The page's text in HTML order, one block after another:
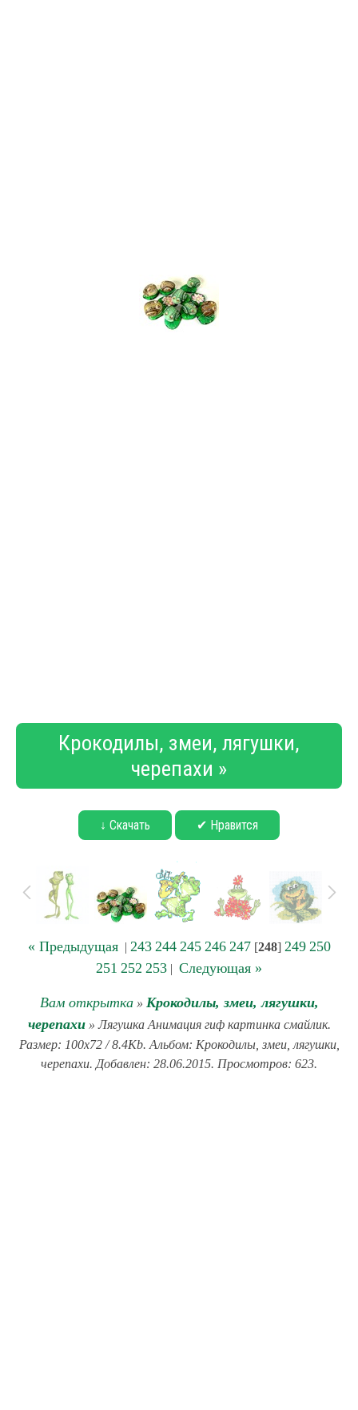
Крокодилы, змеи, лягушки,
черепахи »
↓ Скачать ✔ Нравится
« Предыдущая| 243 244 245 246 247[248] 249 250
251 252 253 | Следующая »
Вам открытка» Крокодилы, змеи, лягушки,
черепахи» Лягушка Анимация гиф картинка смайлик.
Размер: 100x72 / 8.4Kb. Альбом: Крокодилы, змеи, лягушки,
черепахи. Добавлен: 28.06.2015. Просмотров: 623.